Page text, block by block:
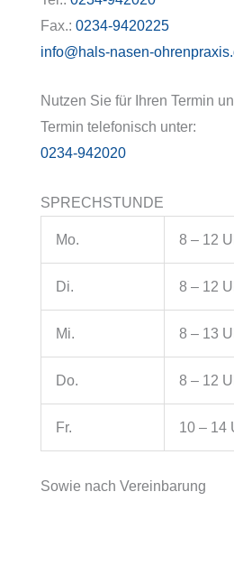
Fax.: 0234-9420225
info@hals-nasen-
Nutzen Sie für Ihren Termin
Termin telefonisch unter:
0234-942020
SPRECHSTUNDE
Mo. 8 – 12
Di. 8 – 12
Mi. 8 – 13
Do. 8 – 12
Fr. 10 – 14
Sowie nach Vereinbarung